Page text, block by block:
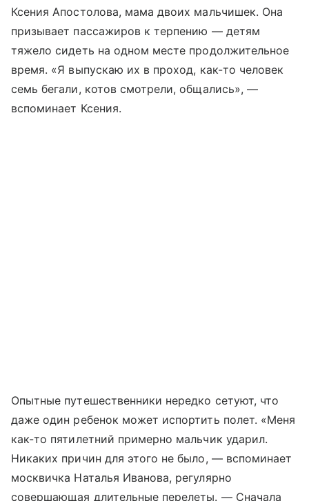
Ксения Апостолова, мама двоих мальчишек. Она
призывает пассажиров к терпению — детям
тяжело сидеть на одном месте продолжительное
время. «Я выпускаю их в проход, как-то человек
семь бегали, котов смотрели, общались», —
вспоминает Ксения.
Опытные путешественники нередко сетуют, что
даже один ребенок может испортить полет. «Меня
как-то пятилетний примерно мальчик ударил.
Никаких причин для этого не было, — вспоминает
москвичка Наталья Иванова, регулярно
совершающая длительные перелеты. — Сначала